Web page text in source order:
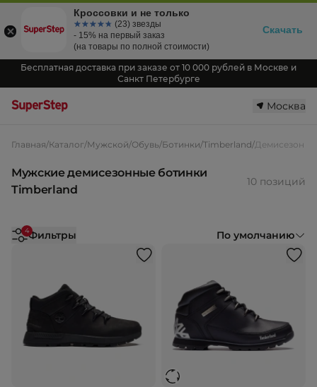
Бесплатная доставка при заказе от 10 000 рублей в Москве и
Санкт Петербурге
Москва
Главная/Каталог/Мужской/Обувь/Ботинки/Timberland/Демисезон
Мужские демисезонные ботинки
Timberland
10 позиций
4Фильтры По умолчанию
Кроссовки и не только
☆☆☆☆☆
★★★★★ (23) звезды
- 15% на первый заказ
(на товары по полной стоимости)
Скачать